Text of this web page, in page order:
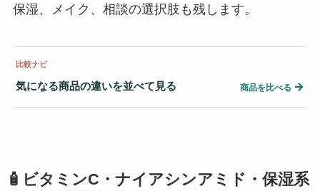
保湿、メイク、相談の選択肢も残します。
比較ナビ
気になる商品の違いを並べて見る 商品を比べる →
🧴ビタミンC・ナイアシンアミド・保湿系